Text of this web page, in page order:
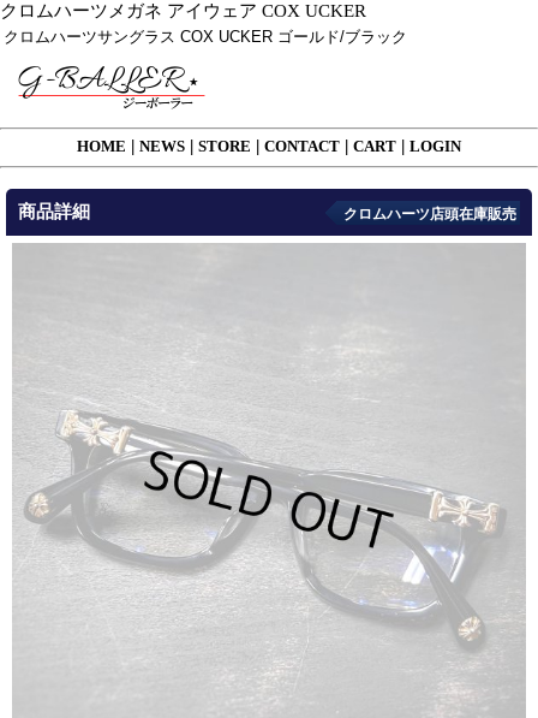
クロムハーツメガネ アイウェア COX UCKER
クロムハーツサングラス COX UCKER ゴールド/ブラック
HOME NEWS STORE CONTACT CART LOGIN
商品詳細 クロムハーツ店頭在庫販売